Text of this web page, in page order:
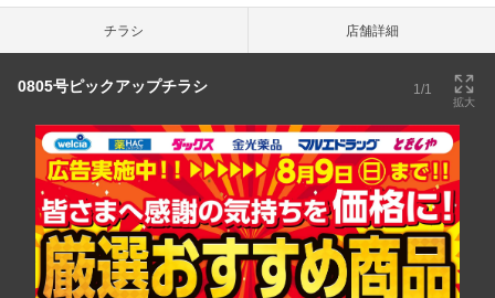
チラシ 店舗詳細
0805号ピックアップチラシ 1/1
拡大